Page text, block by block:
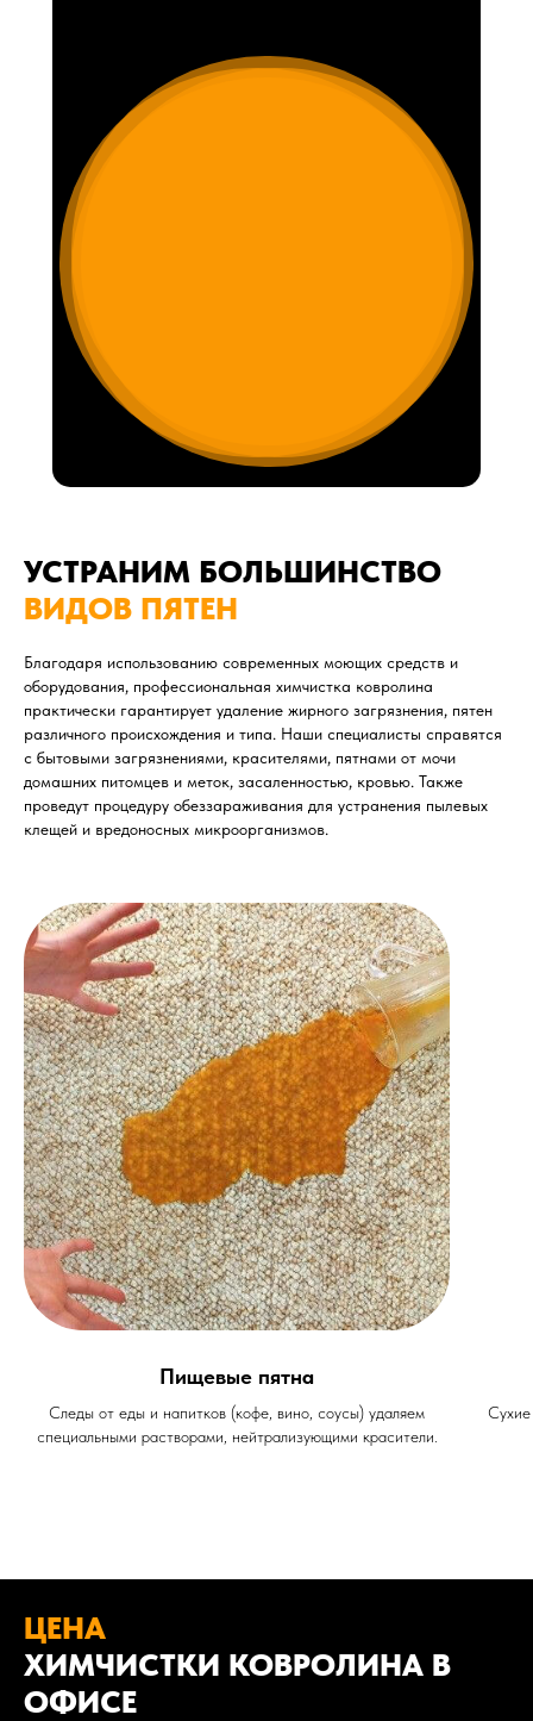
УСТРАНИМ БОЛЬШИНСТВО
ВИДОВ ПЯТЕН
Благодаря использованию современных моющих средств и
оборудования, профессиональная химчистка ковролина
практически гарантирует удаление жирного загрязнения, пятен
различного происхождения и типа. Наши специалисты справятся
с бытовыми загрязнениями, красителями, пятнами от мочи
домашних питомцев и меток, засаленностью, кровью. Также
проведут процедуру обеззараживания для устранения пылевых
клещей и вредоносных микроорганизмов.
Пищевые пятна
Следы от еды и напитков (кофе, вино, соусы) удаляем
специальными растворами, нейтрализующими красители.
ЦЕНА
ХИМЧИСТКИ КОВРОЛИНА В
ОФИСЕ